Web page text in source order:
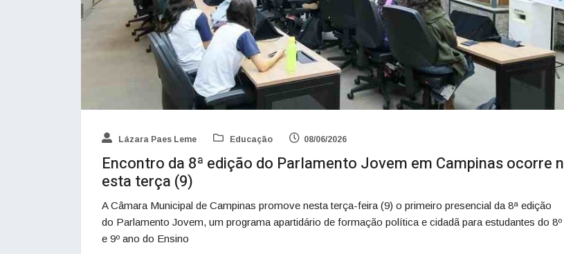
Lázara Paes Leme Educação 08/06/2026
Encontro da 8ª edição do Parlamento Jovem em Campinas ocorre n
esta terça (9)
A Câmara Municipal de Campinas promove nesta terça-feira (9) o primeiro presencial da 8ª edição
do Parlamento Jovem, um programa apartidário de formação política e cidadã para estudantes do 8º
e 9º ano do Ensino